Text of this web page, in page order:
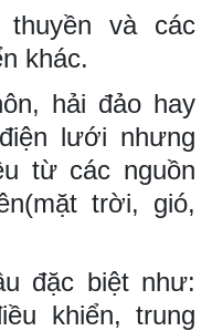
và các
khác.
hải đảo hay
lưới nhưng
từ các nguồn
trời, gió,
đặc biệt như:
khiển, trung